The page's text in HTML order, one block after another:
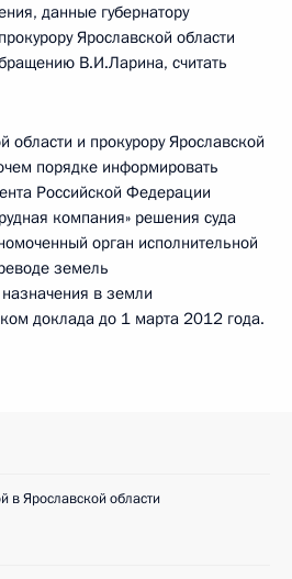
данные губернатору
Ярославской области
В.И.Ларина, считать
области и прокурору Ярославской
порядке информировать
Российской Федерации
компания» решения суда
орган исполнительной
земель
в земли
доклада до 1 марта 2012 года.
в Ярославской области